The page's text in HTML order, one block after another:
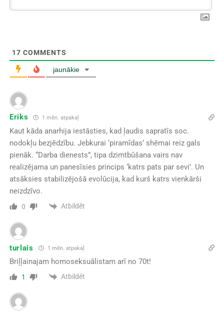
17 COMMENTS
jaunākie
Eriks 1 mēn. atpakaļ
Kaut kāda anarhija iestāsties, kad ļaudis sapratīs soc.
nodokļu bezjēdzību. Jebkurai ‘piramīdas’ shēmai reiz gals
pienāk. “Darba dienests”, tipa dzimtbūšana vairs nav
realizējama un panesīsies princips ‘katrs pats par sevi’. Un
atsāksies stabilizējošā evolūcija, kad kurš katrs vienkārši
neizdzīvo.
0 Atbildēt
turlais 1 mēn. atpakaļ
Briļļainajam homoseksuālistam arī no 70t!
1 Atbildēt